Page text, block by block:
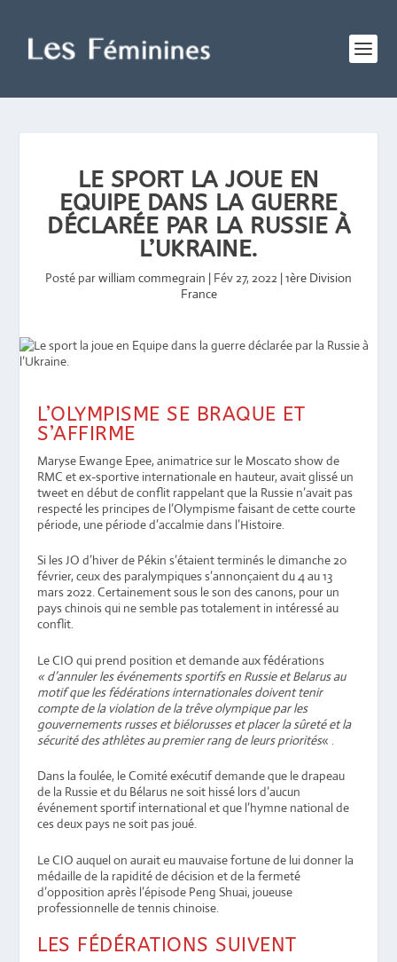
LE SPORT LA JOUE EN
EQUIPE DANS LA GUERRE
DÉCLARÉE PAR LA RUSSIE À
L’UKRAINE.
Posté parwilliam commegrain | Fév 27, 2022 |1ère Division
France
L’OLYMPISME SE BRAQUE ET
S’AFFIRME
Maryse Ewange Epee, animatrice sur le Moscato show de
RMC et ex-sportive internationale en hauteur, avait glissé un
tweet en début de conflit rappelant que la Russie n’avait pas
respecté les principes de l’Olympisme faisant de cette courte
période, une période d’accalmie dans l’Histoire.
Si les JO d’hiver de Pékin s’étaient terminés le dimanche 20
février, ceux des paralympiques s’annonçaient du 4 au 13
mars 2022. Certainement sous le son des canons, pour un
pays chinois qui ne semble pas totalement in intéressé au
conflit.
Le CIO qui prend position et demande aux fédérations
« d’annuler les événements sportifs en Russie et Belarus au
motif que les fédérations internationalesdoivent tenir
compte de la violation de la trêve olympique par les
gouvernements russes et biélorusses et placer la sûreté et la
sécurité des athlètes au premier rang de leurs priorités« .
Dans la foulée, le Comité exécutif demande que le drapeau
de la Russie et du Bélarus ne soit hissé lors d’aucun
événement sportif international et que l’hymne national de
ces deux pays ne soit pas joué.
Le CIO auquel on aurait eu mauvaise fortune de lui donner la
médaille de la rapidité de décision et de la fermeté
d’opposition après l’épisode Peng Shuai, joueuse
professionnelle de tennis chinoise.
LES FÉDÉRATIONS SUIVENT